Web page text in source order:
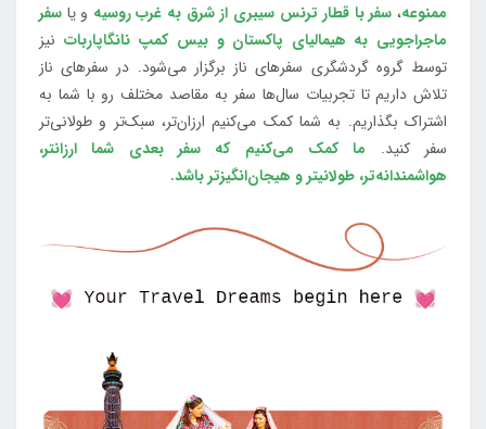
ممنوعه، سفر با قطار ترنس سیبری از شرق به غرب روسیه و یا سفر
ماجراجویی به هیمالیای پاکستان و بیس کمپ نانگاپاربات نیز
توسط گروه گردشگری سفرهای ناز برگزار می‌شود. در سفرهای ناز
تلاش داریم تا تجربیات سال‌ها سفر به مقاصد مختلف رو با شما به
اشتراک بگذاریم. به شما کمک می‌کنیم ارزان‌تر، سبک‌تر و طولانی‌تر
سفر کنید. ما کمک می‌کنیم که سفر بعدی شما ارزانتر،
هواشمندانه‌تر، طولانی‎تر و هیجان‌انگیزتر باشد.